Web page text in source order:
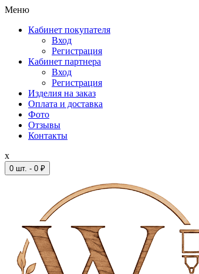
Меню
Кабинет покупателя
Вход
Регистрация
Кабинет партнера
Вход
Регистрация
Изделия на заказ
Оплата и доставка
Фото
Отзывы
Контакты
x
0 шт. - 0 ₽